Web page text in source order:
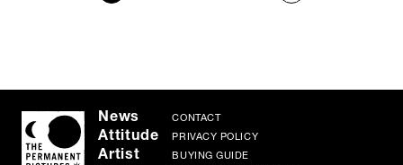
News
Attitude
Artist
CONTACT
PRIVACY POLICY
BUYING GUIDE